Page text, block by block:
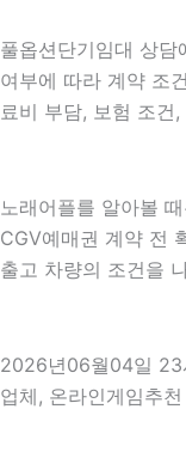
풀옵션단기임대 상
여부에 따라 계약 조
료비 부담, 보험 조
노래어플를 알아볼
CGV예매권 계약 전
출고 차량의 조건을
2026년06월04일 23
업체, 온라인게임추